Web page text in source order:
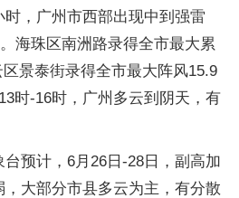
，广州市西部出现中到强雷
海珠区南洲路录得全市最大累
景泰街录得全市最大阵风15.9
时-16时，广州多云到阴天，有
台预计，6月26日-28日，副高加
大部分市县多云为主，有分散